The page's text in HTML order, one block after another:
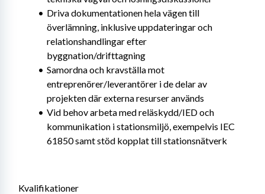
Driva dokumentationen hela vägen till
överlämning, inklusive uppdateringar och
relationshandlingar efter
byggnation/drifttagning
Samordna och kravställa mot
entreprenörer/leverantörer i de delar av
projekten där externa resurser används
Vid behov arbeta med reläskydd/IED och
kommunikation i stationsmiljö, exempelvis IEC
61850 samt stöd kopplat till stationsnätverk
Kvalifikationer